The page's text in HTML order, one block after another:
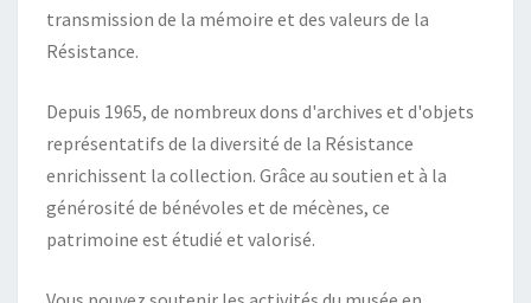
transmission de la mémoire et des valeurs de la
Résistance.
Depuis 1965, de nombreux dons d'archives et d'objets
représentatifs de la diversité de la Résistance
enrichissent la collection. Grâce au soutien et à la
générosité de bénévoles et de mécènes, ce
patrimoine est étudié et valorisé.